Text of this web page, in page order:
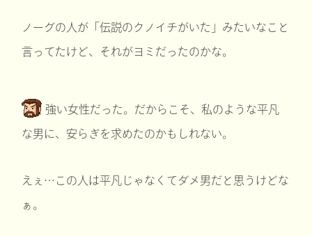
ノーグの人が「伝説のクノイチがいた」みたいなこと
言ってたけど、それがヨミだったのかな。
強い女性だった。だからこそ、私のような平凡
な男に、安らぎを求めたのかもしれない。
えぇ…この人は平凡じゃなくてダメ男だと思うけどな
ぁ。